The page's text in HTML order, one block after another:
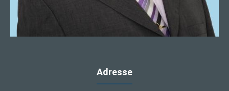
Adresse